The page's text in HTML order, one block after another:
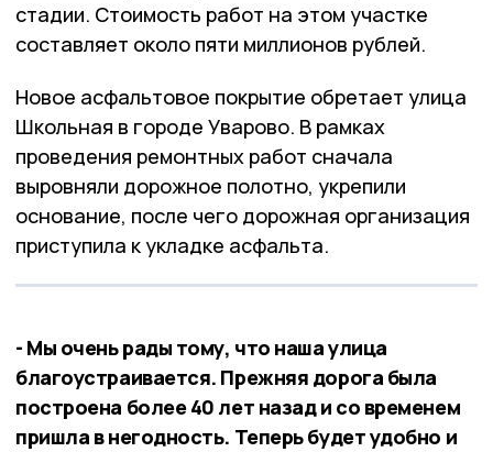
стадии. Стоимость работ на этом участке
составляет около пяти миллионов рублей.
Новое асфальтовое покрытие обретает улица
Школьная в городе Уварово. В рамках
проведения ремонтных работ сначала
выровняли дорожное полотно, укрепили
основание, после чего дорожная организация
приступила к укладке асфальта.
- Мы очень рады тому, что наша улица
благоустраивается. Прежняя дорога была
построена более 40 лет назад и со временем
пришла в негодность. Теперь будет удобно и